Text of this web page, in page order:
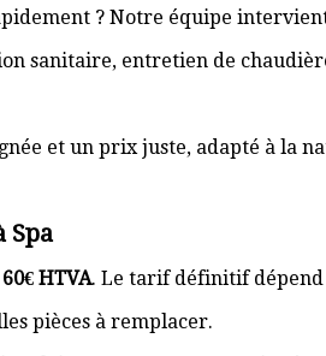
? Notre équipe
sanitaire, entretien de
et un prix juste, adapté à la
Spa
60€ HTVA. Le tarif définitif dépend
pièces à remplacer.